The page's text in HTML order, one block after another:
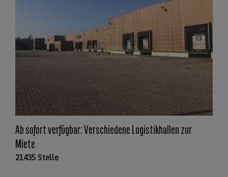
Ab sofort verfügbar: Verschiedene Logistikhallen zur
Miete
21435 Stelle